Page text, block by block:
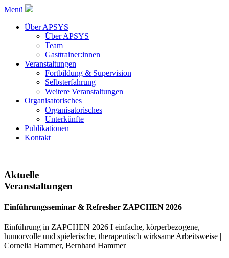
Menü
Über APSYS
Über APSYS
Team
Gasttrainer:innen
Veranstaltungen
Fortbildung & Supervision
Selbsterfahrung
Weitere Veranstaltungen
Organisatorisches
Organisatorisches
Unterkünfte
Publikationen
Kontakt
Aktuelle
Veranstaltungen
Einführungsseminar & Refresher ZAPCHEN 2026
Einführung in ZAPCHEN 2026 I einfache, körperbezogene,
humorvolle und spielerische, therapeutisch wirksame Arbeitsweise |
Cornelia Hammer, Bernhard Hammer